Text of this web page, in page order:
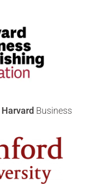
Harvard Business